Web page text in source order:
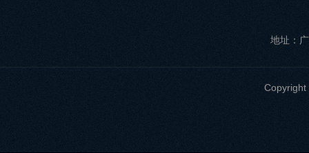
地址：